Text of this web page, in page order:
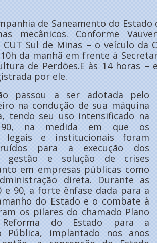
de Saneamento do Estado
mecânicos. Conforme
Sul de Minas – o veículo da
da manhã em frente à
de Perdões.E às 14 horas –
por ele.
passou a ser adotada pelo
na condução de sua máquina
tendo seu uso intensificado na
na medida em que os
legais e institucionais foram
para a execução dos
gestão e solução de crises
em empresas públicas como
direta. Durante as
e 90, a forte ênfase dada para a
do Estado e o combate à
os pilares do chamado Plano
do Estado para a
Pública, implantado nos anos